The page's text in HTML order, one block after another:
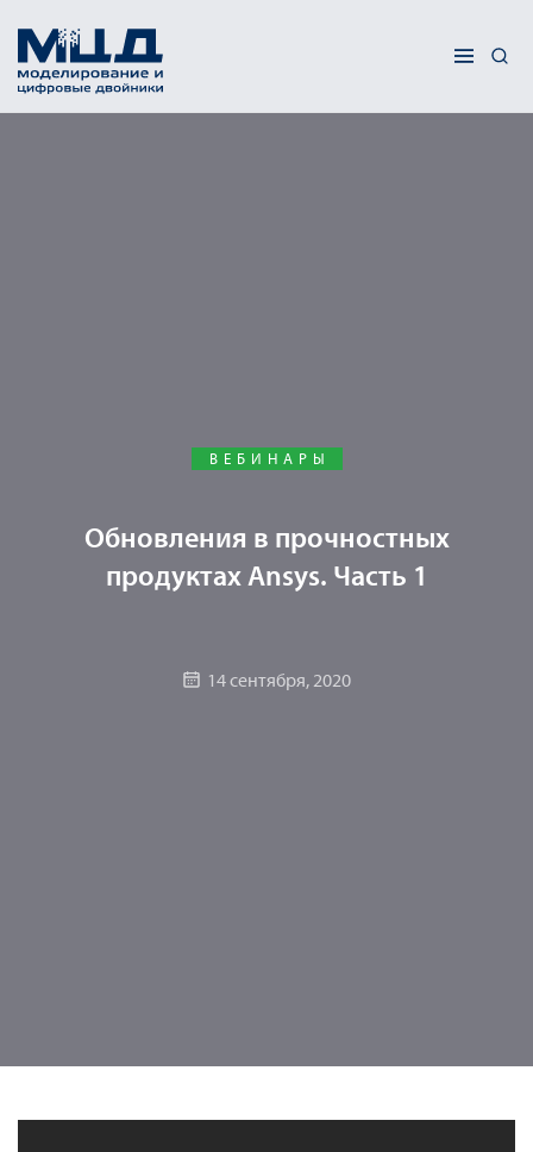
ВЕБИНАРЫ
Обновления в прочностных
продуктах Ansys. Часть 1
14 сентября, 2020